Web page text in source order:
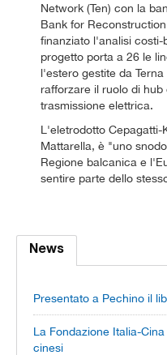
Network (Ten) con la
Bank for
finanziato l'analisi
progetto porta a 26 le
l'estero gestite da
rafforzare il ruolo di
trasmissione elettrica.
L'eletrodotto Cepagatti-
Mattarella, è "uno
Regione balcanica e
sentire parte dello
News
Presentato a Pechino il
La Fondazione Italia-
cinesi